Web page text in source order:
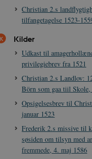
Christian 2.s
tilfangetagelse 1523-
Kilder
Udkast til
privilegiebrev fra 1521
Christian 2.s Landlov:
Börn som gaa tiil Skole,
Opsigelsesbrev til
januar 1523
Frederik 2.s missive til
søsiden om tilsyn med
fremmede, 4. maj 1586